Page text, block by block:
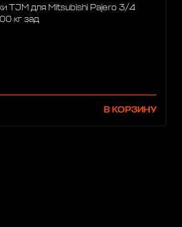
TJM для Mitsubishi Pajero 3/4
кг зад
В КОРЗИНУ